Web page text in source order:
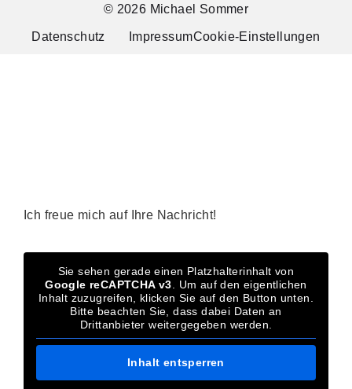
© 2026 Michael Sommer
Datenschutz ImpressumCookie-Einstellungen
Ich freue mich auf Ihre Nachricht!
Sie sehen gerade einen Platzhalterinhalt von
Google reCAPTCHA v3 . Um auf den eigentlichen
Inhalt zuzugreifen, klicken Sie auf den Button unten.
Bitte beachten Sie, dass dabei Daten an
Drittanbieter weitergegeben werden.
Inhalt entsperren